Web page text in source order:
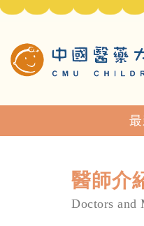
醫師介
Doctors and